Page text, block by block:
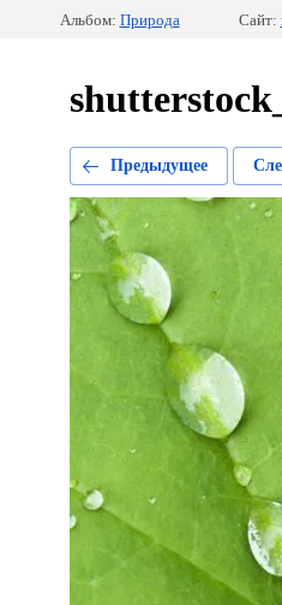
Альбом: Природа Сайт:
Предыдущее